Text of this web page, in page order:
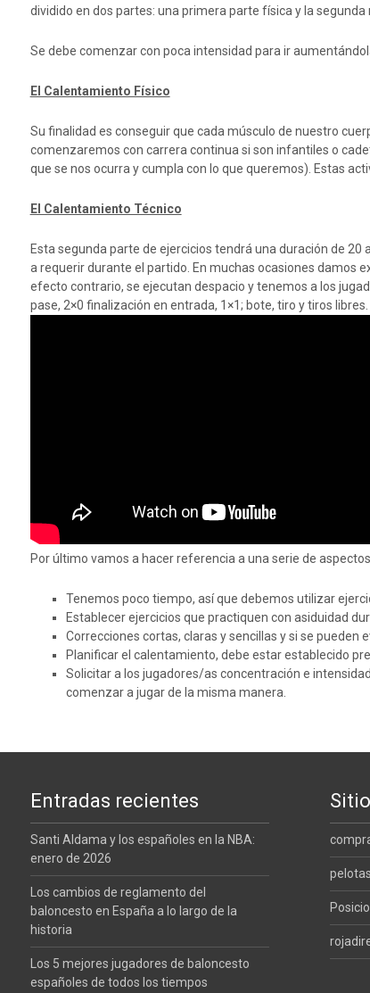
dividido en dos partes: una primera parte física y la
Se debe comenzar con poca intensidad para ir
El Calentamiento Físico
Su finalidad es conseguir que cada músculo de nuestro
comenzaremos con carrera continua si son infantiles o
que se nos ocurra y cumpla con lo que queremos). Estas
El Calentamiento Técnico
Esta segunda parte de ejercicios tendrá una duración de
a requerir durante el partido. En muchas ocasiones damos
efecto contrario, se ejecutan despacio y tenemos a los
pase, 2×0 finalización en entrada, 1×1; bote, tiro y tiros
Por último vamos a hacer referencia a una serie de
Tenemos poco tiempo, así que debemos utilizar
Establecer ejercicios que practiquen con asiduidad
Correcciones cortas, claras y sencillas y si se pueden
Planificar el calentamiento, debe estar establecido
Solicitar a los jugadores/as concentración e
comenzar a jugar de la misma manera.
Entradas recientes
Santi Aldama y los españoles en la NBA:
enero de 2026
Los cambios de reglamento del
baloncesto en España a lo largo de la
historia
Los 5 mejores jugadores de baloncesto
españoles de todos los tiempos
pelotas